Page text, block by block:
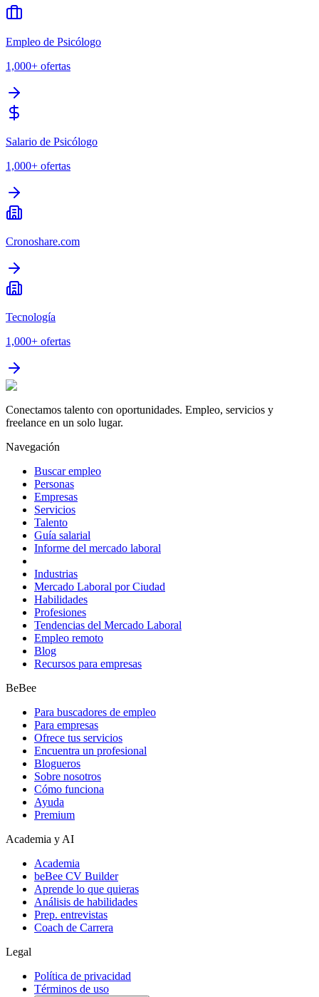
Empleo de Psicólogo
1,000+ ofertas
Salario de Psicólogo
1,000+ ofertas
Cronoshare.com
Tecnología
1,000+ ofertas
Conectamos talento con oportunidades. Empleo, servicios y
freelance en un solo lugar.
Navegación
Buscar empleo
Personas
Empresas
Servicios
Talento
Guía salarial
Informe del mercado laboral
Industrias
Mercado Laboral por Ciudad
Habilidades
Profesiones
Tendencias del Mercado Laboral
Empleo remoto
Blog
Recursos para empresas
BeBee
Para buscadores de empleo
Para empresas
Ofrece tus servicios
Encuentra un profesional
Blogueros
Sobre nosotros
Cómo funciona
Ayuda
Premium
Academia y AI
Academia
beBee CV Builder
Aprende lo que quieras
Análisis de habilidades
Prep. entrevistas
Coach de Carrera
Legal
Política de privacidad
Términos de uso